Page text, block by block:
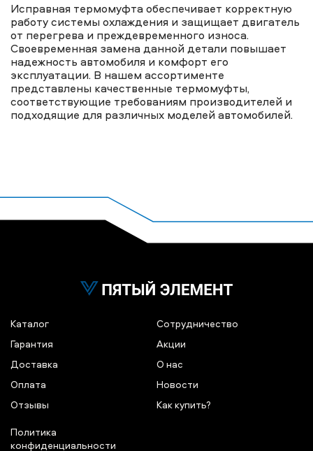
Исправная термомуфта обеспечивает корректную
работу системы охлаждения и защищает двигатель
от перегрева и преждевременного износа.
Своевременная замена данной детали повышает
надежность автомобиля и комфорт его
эксплуатации. В нашем ассортименте
представлены качественные термомуфты,
соответствующие требованиям производителей и
подходящие для различных моделей автомобилей.
Каталог
Гарантия
Доставка
Оплата
Отзывы
Сотрудничество
Акции
О нас
Новости
Как купить?
Политика
конфиденциальности